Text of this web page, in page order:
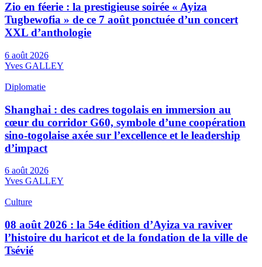
Zio en féerie : la prestigieuse soirée « Ayiza
Tugbewofia » de ce 7 août ponctuée d’un concert
XXL d’anthologie
6 août 2026
Yves GALLEY
Diplomatie
Shanghai : des cadres togolais en immersion au
cœur du corridor G60, symbole d’une coopération
sino-togolaise axée sur l’excellence et le leadership
d’impact
6 août 2026
Yves GALLEY
Culture
08 août 2026 : la 54e édition d’Ayiza va raviver
l’histoire du haricot et de la fondation de la ville de
Tsévié